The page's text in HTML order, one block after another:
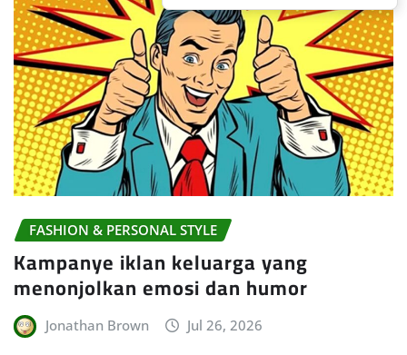
FASHION & PERSONAL STYLE
Kampanye iklan keluarga yang
menonjolkan emosi dan humor
Jonathan Brown Jul 26, 2026